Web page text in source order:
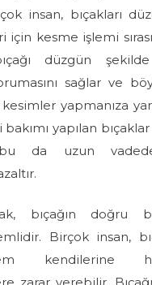
insan, bıçakları
için kesme işlemi
düzgün
sağlar ve
yapmanıza
bakımı yapılan
bu da uzun
bıçağın doğru
Birçok insan,
kendilerine